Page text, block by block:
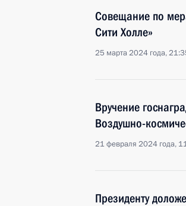
Совещание по
Сити Холле»
25 марта 2024 года,
Вручение
Воздушно-
21 февраля 2024 года,
Президенту